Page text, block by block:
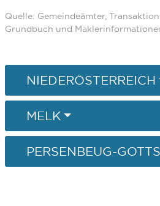
Quelle: Gemeindeämter,
Grundbuch und
NIEDERÖSTERREICH
MELK
PERSENBEUG-